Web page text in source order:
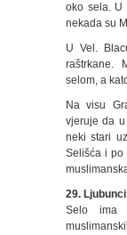
oko sela. U
nekada su
U Vel.
raštrkane.
selom, a
Na visu
vjeruje da
neki stari
Selišća i po
29. Ljubunci
Selo ima